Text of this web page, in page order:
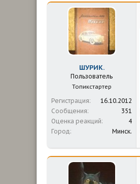
ШУРИК.
Пользователь
Топикстартер
Регистрация
16.10.2012
Сообщения
351
Оценка реакций
4
Город
Минск.